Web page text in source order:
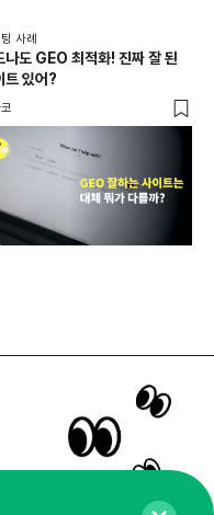
사례
나도 GEO 최적화! 진짜 잘 된
트 있어?